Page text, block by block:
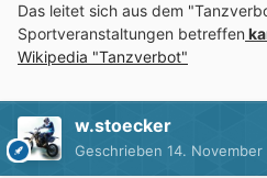
Das leitet sich aus dem
Sportveranstaltungen betreffen
Wikipedia "Tanzverbot"
w.stoecker
Geschrieben 14. November